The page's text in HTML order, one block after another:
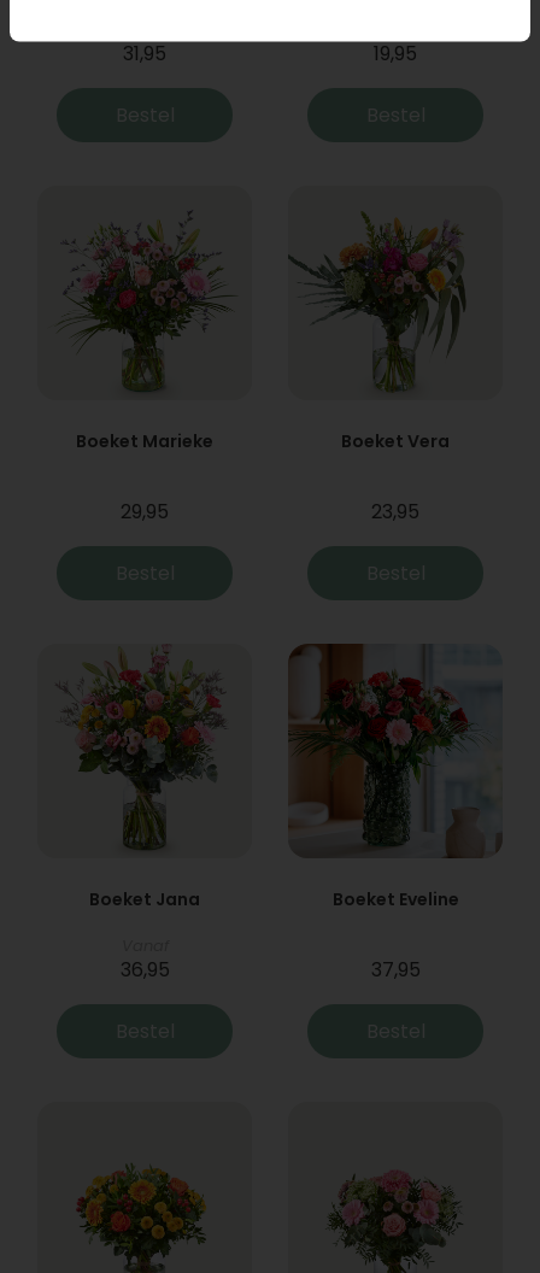
31,95
Bestel
19,95
Bestel
Boeket Marieke
29,95
Bestel
Boeket Vera
23,95
Bestel
Boeket Jana
36,95
Bestel
Boeket Eveline
37,95
Bestel